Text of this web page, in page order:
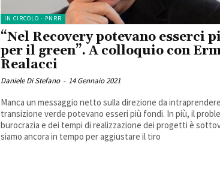
IN CIRCOLO - PNRR
“Nel Recovery potevano esserci
per il green”. A colloquio con
Realacci
Daniele Di Stefano - 14 Gennaio 2021
Manca un messaggio netto sulla direzione da
transizione verde potevano esseri più fondi. In più, il
burocrazia e dei tempi di realizzazione dei progetti è
siamo ancora in tempo per aggiustare il tiro